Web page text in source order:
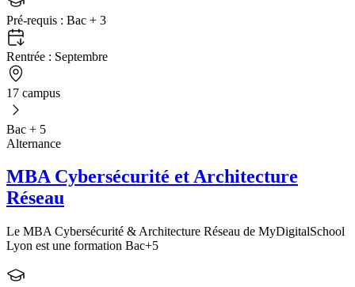
Pré-requis : Bac + 3
Rentrée : Septembre
17 campus
Bac + 5
Alternance
MBA Cybersécurité et Architecture
Réseau
Le MBA Cybersécurité & Architecture Réseau de MyDigitalSchool
Lyon est une formation Bac+5